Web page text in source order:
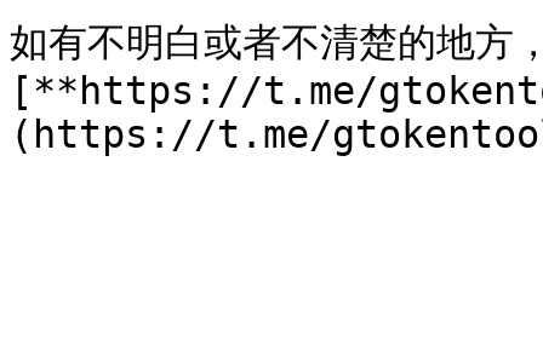
如有不明白或者不清楚的地方
[**https://t.me/